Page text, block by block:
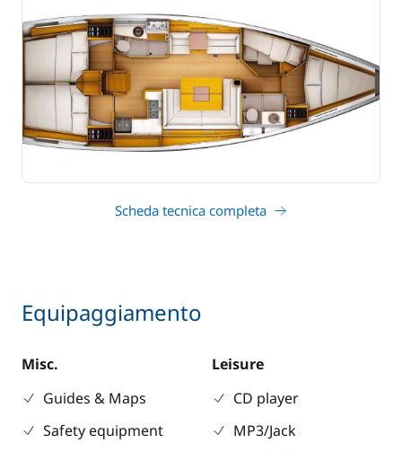
Scheda tecnica completa
Equipaggiamento
Misc.
Guides & Maps
Safety equipment
Leisure
CD player
MP3/Jack